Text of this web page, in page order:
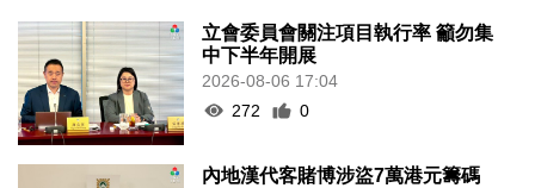
立會委員會關注項目執行率 籲勿集
中下半年開展
2026-08-06 17:04
272
0
內地漢代客賭博涉盜7萬港元籌碼